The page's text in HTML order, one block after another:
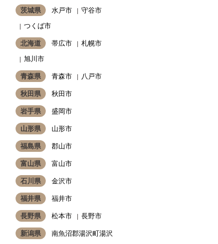
茨城県 水戸市
守谷市
つくば市
北海道 帯広市
札幌市
旭川市
青森県 青森市 八戸市
秋田県 秋田市
岩手県 盛岡市
山形県 山形市
福島県 郡山市
富山県 富山市
石川県 金沢市
福井県 福井市
長野県 松本市 長野市
新潟県
南魚沼郡湯沢町湯沢